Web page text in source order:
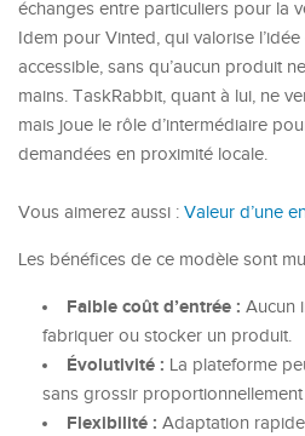
échanges entre particuliers pour la
Idem pour Vinted, qui valorise
accessible, sans qu’aucun produit
mains. TaskRabbit, quant à lui, ne
mais joue le rôle d’intermédiaire
demandées en proximité locale.
Vous aimerez aussi : Valeur d’une
Les bénéfices de ce modèle sont
Faible coût d’entrée : Aucun
fabriquer ou stocker un produit.
Évolutivité : La plateforme
sans grossir
Flexibilité : Adaptation